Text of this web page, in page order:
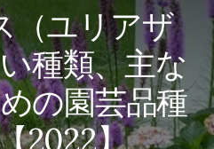
（ユリアザ
種類、主な
の園芸品種
2022】